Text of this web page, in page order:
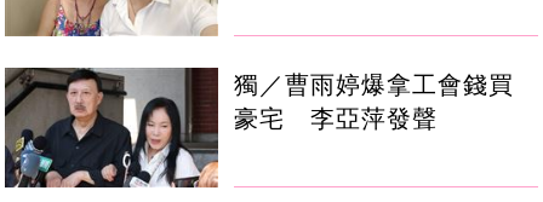
獨／曹雨婷爆拿工會錢買
豪宅 李亞萍發聲